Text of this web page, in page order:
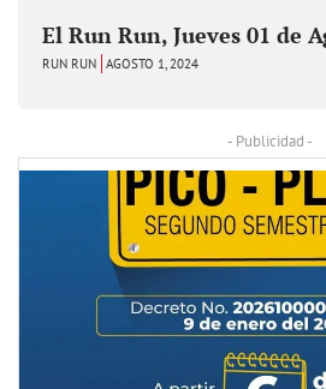
El Run Run, Jueves 01 de
RUN RUN AGOSTO 1, 2024
- Publicidad -